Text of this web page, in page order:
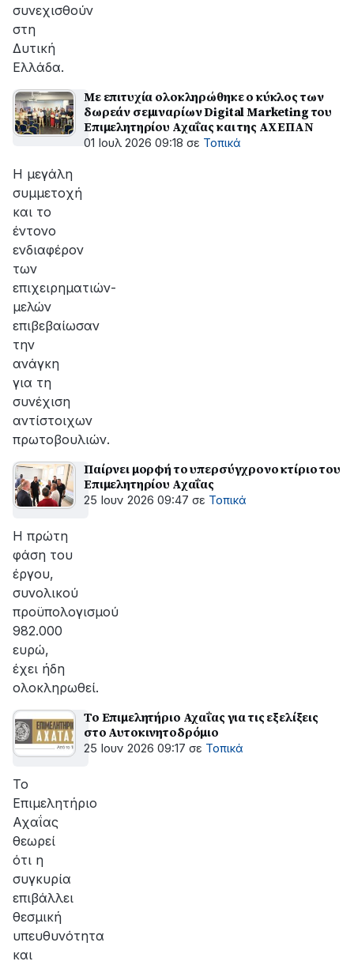
συνεχισθούν
στη
Δυτική
Ελλάδα.
Με επιτυχία ολοκληρώθηκε ο κύκλος των
δωρεάν σεμιναρίων Digital Marketing του
Επιμελητηρίου Αχαΐας και της ΑΧΕΠΑΝ
01 Ιουλ 2026 09:18 σε Τοπικά
Η μεγάλη
συμμετοχή
και το
έντονο
ενδιαφέρον
των
επιχειρηματιών-
μελών
επιβεβαίωσαν
την
ανάγκη
για τη
συνέχιση
αντίστοιχων
πρωτοβουλιών.
Παίρνει μορφή το υπερσύγχρονο κτίριο του
Επιμελητηρίου Αχαΐας
25 Ιουν 2026 09:47 σε Τοπικά
Η πρώτη
φάση του
έργου,
συνολικού
προϋπολογισμού
982.000
ευρώ,
έχει ήδη
ολοκληρωθεί.
Το Επιμελητήριο Αχαΐας για τις εξελίξεις
στο Αυτοκινητοδρόμιο
25 Ιουν 2026 09:17 σε Τοπικά
Το
Επιμελητήριο
Αχαΐας
θεωρεί
ότι η
συγκυρία
επιβάλλει
θεσμική
υπευθυνότητα
και